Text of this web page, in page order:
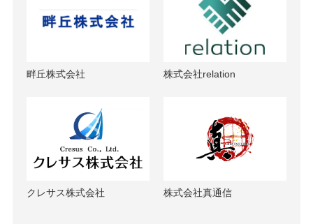
畔丘株式会社 株式会社relation
クレサス株式会社 株式会社真通信